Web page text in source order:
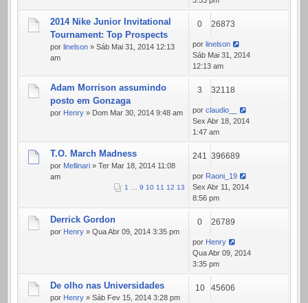
2014 Nike Junior Invitational
Tournament: Top Prospects
por linelson » Sáb Mai 31, 2014 12:13
am
0 26873
por linelson
Sáb Mai 31, 2014
12:13 am
Adam Morrison assumindo
posto em Gonzaga
por Henry » Dom Mar 30, 2014 9:48 am
3 32118
por claudio__
Sex Abr 18, 2014
1:47 am
T.O. March Madness
por Mellinari » Ter Mar 18, 2014 11:08
am
1 … 9 10 11 12 13
241 396689
por Raoni_19
Sex Abr 11, 2014
8:56 pm
Derrick Gordon
por Henry » Qua Abr 09, 2014 3:35 pm
0 26789
por Henry
Qua Abr 09, 2014
3:35 pm
De olho nas Universidades
por Henry » Sáb Fev 15, 2014 3:28 pm
10 45606